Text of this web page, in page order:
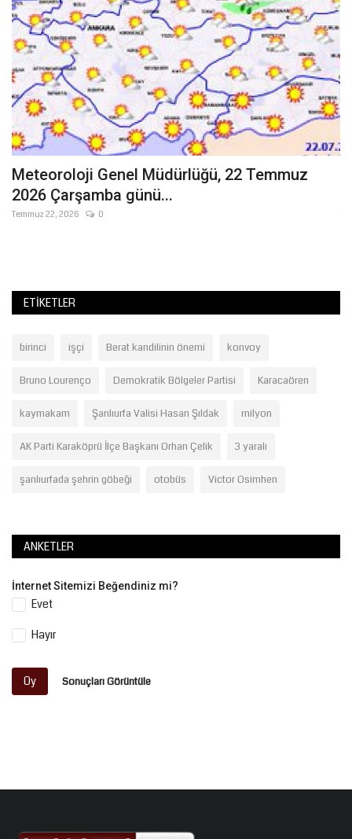
Meteoroloji Genel Müdürlüğü, 22 Temmuz
2026 Çarşamba günü...
Temmuz 22, 2026 0
ETIKETLER
birinci işçi Berat kandilinin önemi konvoy
Bruno Lourenço Demokratik Bölgeler Partisi Karacaören
kaymakam Şanlıurfa Valisi Hasan Şıldak milyon
AK Parti Karaköprü İlçe Başkanı Orhan Çelik 3 yaralı
şanlıurfada şehrin göbeği otobüs Victor Osimhen
ANKETLER
İnternet Sitemizi Beğendiniz mi?
Evet
Hayır
Oy Sonuçları Görüntüle